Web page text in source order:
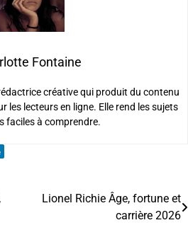
Fontaine
créative qui produit du contenu
les lecteurs en ligne. Elle rend les sujets
faciles à comprendre.
Lionel Richie Âge, fortune et
carrière 2026